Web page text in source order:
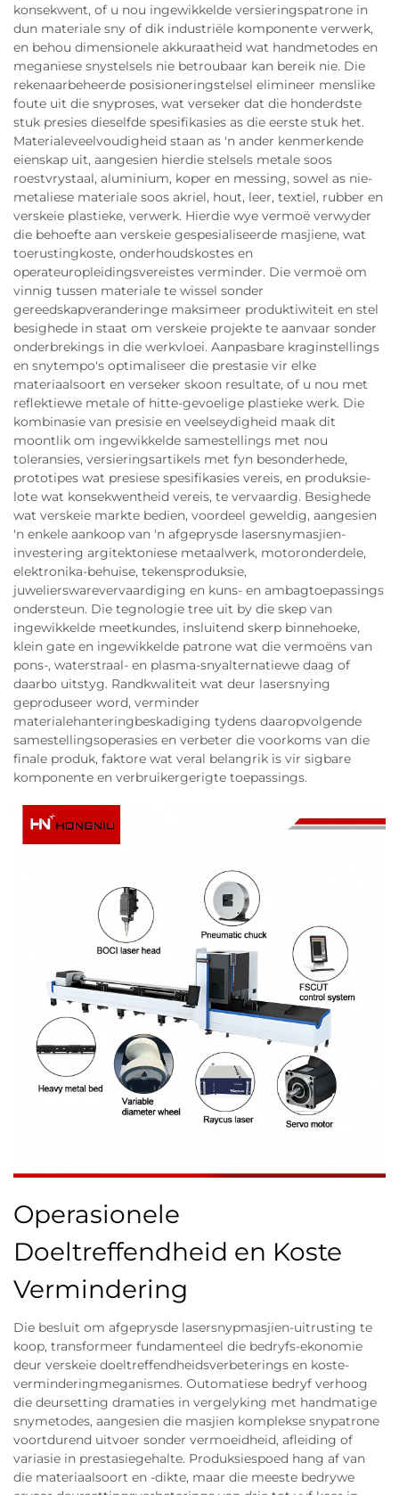
konsekwent, of u nou ingewikkelde versieringspatrone in
dun materiale sny of dik industriële komponente verwerk,
en behou dimensionele akkuraatheid wat handmetodes en
meganiese snystelsels nie betroubaar kan bereik nie. Die
rekenaarbeheerde posisioneringstelsel elimineer menslike
foute uit die snyproses, wat verseker dat die honderdste
stuk presies dieselfde spesifikasies as die eerste stuk het.
Materialeveelvoudigheid staan as 'n ander kenmerkende
eienskap uit, aangesien hierdie stelsels metale soos
roestvrystaal, aluminium, koper en messing, sowel as nie-
metaliese materiale soos akriel, hout, leer, textiel, rubber en
verskeie plastieke, verwerk. Hierdie wye vermoë verwyder
die behoefte aan verskeie gespesialiseerde masjiene, wat
toerustingkoste, onderhoudskostes en
operateuropleidingsvereistes verminder. Die vermoë om
vinnig tussen materiale te wissel sonder
gereedskapveranderinge maksimeer produktiwiteit en stel
besighede in staat om verskeie projekte te aanvaar sonder
onderbrekings in die werkvloei. Aanpasbare kraginstellings
en snytempo's optimaliseer die prestasie vir elke
materiaalsoort en verseker skoon resultate, of u nou met
reflektiewe metale of hitte-gevoelige plastieke werk. Die
kombinasie van presisie en veelseydigheid maak dit
moontlik om ingewikkelde samestellings met nou
toleransies, versieringsartikels met fyn besonderhede,
prototipes wat presiese spesifikasies vereis, en produksie-
lote wat konsekwentheid vereis, te vervaardig. Besighede
wat verskeie markte bedien, voordeel geweldig, aangesien
'n enkele aankoop van 'n afgeprysde lasersnymasjien-
investering argitektoniese metaalwerk, motoronderdele,
elektronika-behuise, tekensproduksie,
juwelierswarevervaardiging en kuns- en ambagtoepassings
ondersteun. Die tegnologie tree uit by die skep van
ingewikkelde meetkundes, insluitend skerp binnehoeke,
klein gate en ingewikkelde patrone wat die vermoëns van
pons-, waterstraal- en plasma-snyalternatiewe daag of
daarbo uitstyg. Randkwaliteit wat deur lasersnying
geproduseer word, verminder
materialehanteringbeskadiging tydens daaropvolgende
samestellingsoperasies en verbeter die voorkoms van die
finale produk, faktore wat veral belangrik is vir sigbare
komponente en verbruikergerigte toepassings.
Operasionele
Doeltreffendheid en Koste
Vermindering
Die besluit om afgeprysde lasersnypmasjien-uitrusting te
koop, transformeer fundamenteel die bedryfs-ekonomie
deur verskeie doeltreffendheidsverbeterings en koste-
verminderingmeganismes. Outomatiese bedryf verhoog
die deursetting dramaties in vergelyking met handmatige
snymetodes, aangesien die masjien komplekse snypatrone
voortdurend uitvoer sonder vermoeidheid, afleiding of
variasie in prestasiegehalte. Produksiespoed hang af van
die materiaalsoort en -dikte, maar die meeste bedrywe